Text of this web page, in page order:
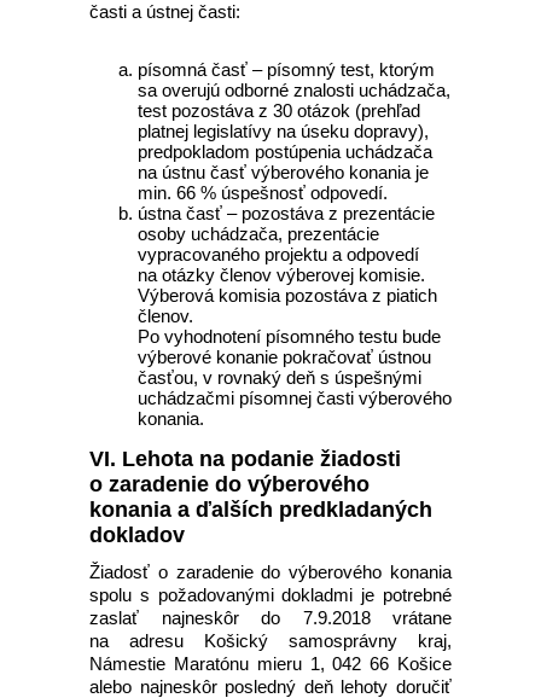
časti a ústnej časti:
písomná časť – písomný test, ktorým
sa overujú odborné znalosti uchádzača,
test pozostáva z 30 otázok (prehľad
platnej legislatívy na úseku dopravy),
predpokladom postúpenia uchádzača
na ústnu časť výberového konania je
min. 66 % úspešnosť odpovedí.
ústna časť – pozostáva z prezentácie
osoby uchádzača, prezentácie
vypracovaného projektu a odpovedí
na otázky členov výberovej komisie.
Výberová komisia pozostáva z piatich
členov.
Po vyhodnotení písomného testu bude
výberové konanie pokračovať ústnou
časťou, v rovnaký deň s úspešnými
uchádzačmi písomnej časti výberového
konania.
VI. Lehota na podanie žiadosti
o zaradenie do výberového
konania a ďalších predkladaných
dokladov
Žiadosť o zaradenie do výberového konania
spolu s požadovanými dokladmi je potrebné
zaslať najneskôr do 7.9.2018 vrátane
na adresu Košický samosprávny kraj,
Námestie Maratónu mieru 1, 042 66 Košice
alebo najneskôr posledný deň lehoty doručiť